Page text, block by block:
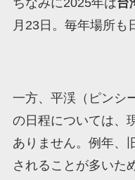
ちなみに2025年は台
月23日。毎年場所も
一方、平渓（ピンシ
の日程については、
ありません。例年、
されることが多いた